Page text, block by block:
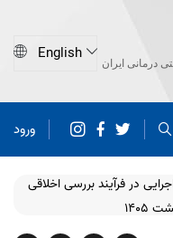
درمانی ایران
ورود
در فرآیند بررسی اخلاقی